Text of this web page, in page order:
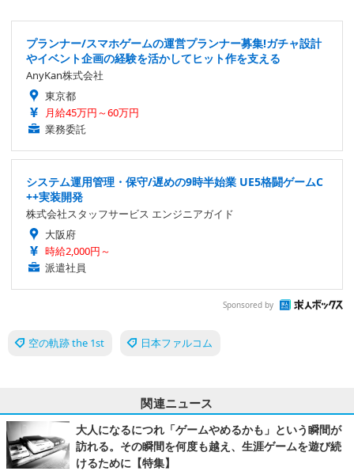
プランナー/スマホゲームの運営プランナー募集!ガチャ設計
やイベント企画の経験を活かしてヒット作を支える
AnyKan株式会社
東京都
月給45万円～60万円
業務委託
システム運用管理・保守/遅めの9時半始業 UE5格闘ゲームC
++実装開発
株式会社スタッフサービス エンジニアガイド
大阪府
時給2,000円～
派遣社員
Sponsored by
空の軌跡 the 1st 日本ファルコム
関連ニュース
大人になるにつれ「ゲームやめるかも」という瞬間が
訪れる。その瞬間を何度も越え、生涯ゲームを遊び続
けるために【特集】